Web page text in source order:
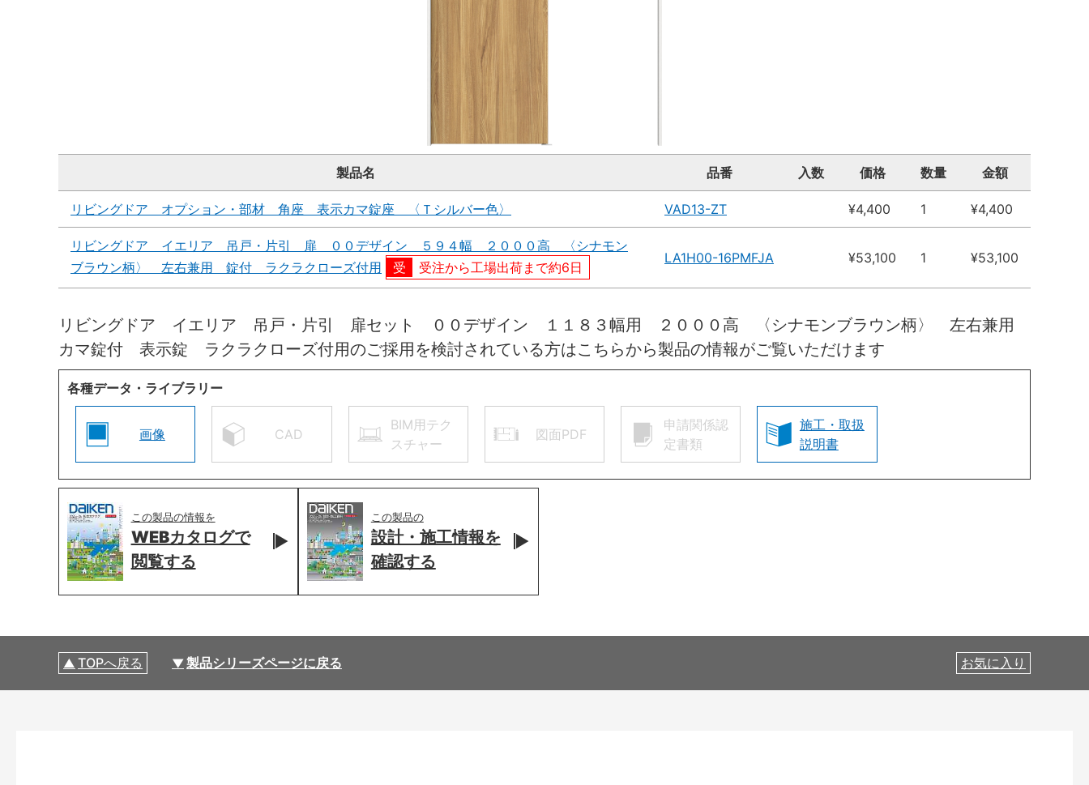
製品名 品番 入数 価格 数量 金額
リビングドア オプション・部材 角座 表示カマ錠座 〈Ｔシルバー色〉 VAD13-ZT ¥4,400 1 ¥4,400
リビングドア イエリア 吊戸・片引 扉 ００デザイン ５９４幅 ２０００高 〈シナモン
ブラウン柄〉 左右兼用 錠付 ラクラクローズ付用
受注から工場出荷まで約6日
LA1H00-16PMFJA ¥53,100 1 ¥53,100
リビングドア イエリア 吊戸・片引 扉セット ００デザイン １１８３幅用 ２０００高 〈シナモンブラウン柄〉 左右兼用
カマ錠付 表示錠 ラクラクローズ付用のご採用を検討されている方はこちらから製品の情報がご覧いただけます
各種データ・ライブラリー
画像 CAD
BIM用テク
スチャー
図面PDF
申請関係認
定書類
施工・取扱
説明書
この製品の情報を
WEBカタログで
閲覧する
この製品の
設計・施工情報を
確認する
TOPへ戻る 製品シリーズページに戻る お気に入り